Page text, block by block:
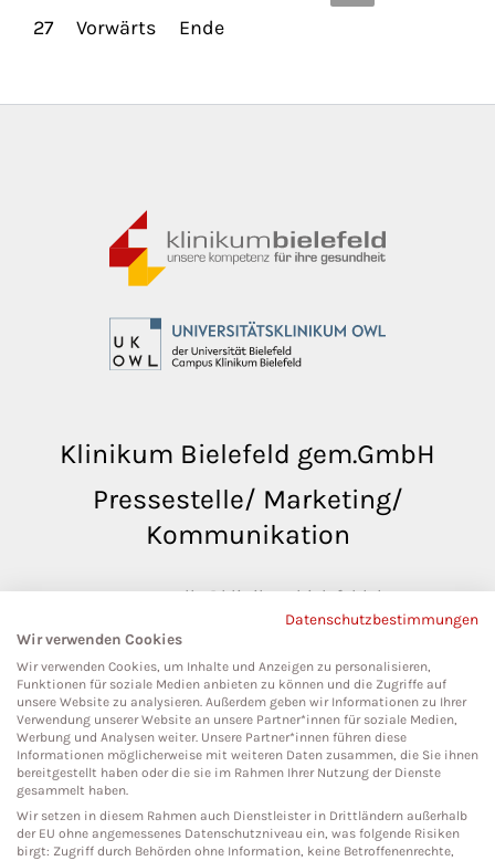
27
Vorwärts Ende
Klinikum Bielefeld gem.GmbH
Pressestelle/ Marketing/
Kommunikation
pressestelle@klinikumbielefeld.de
Teutoburger Str. 50
33604 Bielefeld
Social Media
Datenschutzbestimmungen
Wir verwenden Cookies
Wir verwenden Cookies, um Inhalte und Anzeigen zu personalisieren,
Funktionen für soziale Medien anbieten zu können und die Zugriffe auf
unsere Website zu analysieren. Außerdem geben wir Informationen zu Ihrer
Verwendung unserer Website an unsere Partner*innen für soziale Medien,
Werbung und Analysen weiter. Unsere Partner*innen führen diese
Informationen möglicherweise mit weiteren Daten zusammen, die Sie ihnen
bereitgestellt haben oder die sie im Rahmen Ihrer Nutzung der Dienste
gesammelt haben.
Wir setzen in diesem Rahmen auch Dienstleister in Drittländern außerhalb
der EU ohne angemessenes Datenschutzniveau ein, was folgende Risiken
birgt: Zugriff durch Behörden ohne Information, keine Betroffenenrechte,